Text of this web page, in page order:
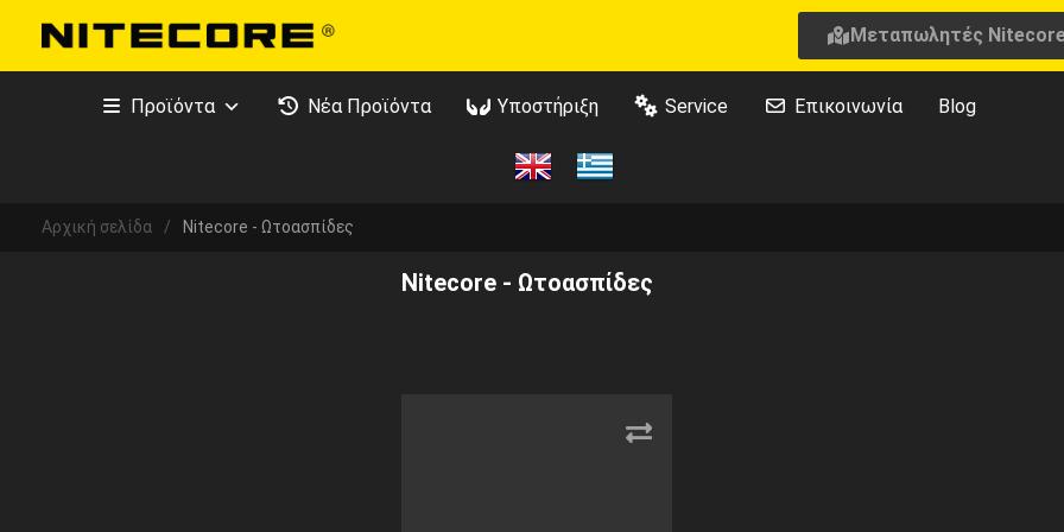
Μεταπωλητές
Προϊόντα Νέα Προϊόντα Υποστήριξη Service Επικοινωνία Blog
Αρχική σελίδα / Nitecore - Ωτοασπίδες
Nitecore - Ωτοασπίδες